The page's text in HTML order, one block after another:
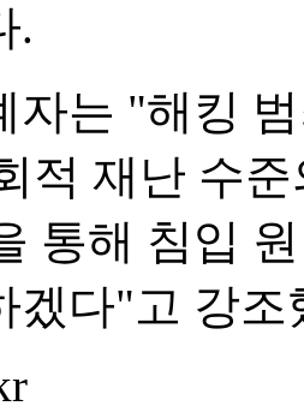
.
자는 "해킹
적 재난 수
통해 침입
겠다"고 강조